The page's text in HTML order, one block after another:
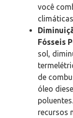
você
Fósseis
sol,
de
óleo
recursos